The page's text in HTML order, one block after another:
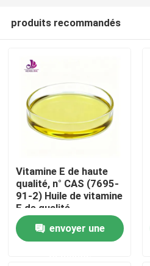
produits recommandés
Vitamine E de haute
qualité, n° CAS (7695-
91-2) Huile de vitamine
E de qualité
alimentaire
envoyer une